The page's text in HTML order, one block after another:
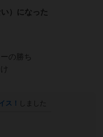
）になった
の勝ち
ス！ しました